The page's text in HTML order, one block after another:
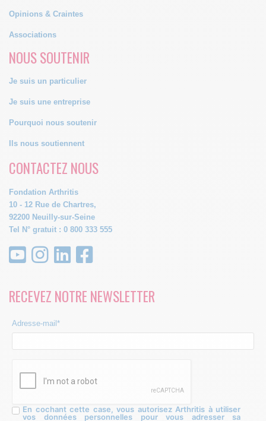
Opinions & Craintes
Associations
NOUS SOUTENIR
Je suis un particulier
Je suis une entreprise
Pourquoi nous soutenir
Ils nous soutiennent
CONTACTEZ NOUS
Fondation Arthritis
10 - 12 Rue de Chartres,
92200 Neuilly-sur-Seine
Tel N° gratuit : 0 800 333 555
RECEVEZ NOTRE NEWSLETTER
Adresse-mail*
En cochant cette case, vous autorisez Arthritis à utiliser
vos données personnelles pour vous adresser sa